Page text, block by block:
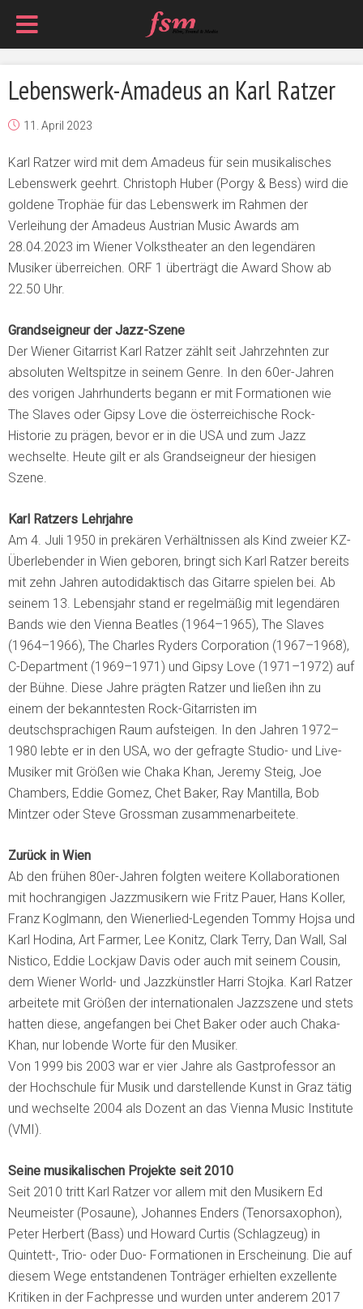
Lebenswerk-Amadeus an Karl Ratzer
11. April 2023
Karl Ratzer wird mit dem Amadeus für sein musikalisches
Lebenswerk geehrt. Christoph Huber (Porgy & Bess) wird die
goldene Trophäe für das Lebenswerk im Rahmen der
Verleihung der Amadeus Austrian Music Awards am
28.04.2023 im Wiener Volkstheater an den legendären
Musiker überreichen. ORF 1 überträgt die Award Show ab
22.50 Uhr.
Grandseigneur der Jazz-Szene
Der Wiener Gitarrist Karl Ratzer zählt seit Jahrzehnten zur
absoluten Weltspitze in seinem Genre. In den 60er-Jahren
des vorigen Jahrhunderts begann er mit Formationen wie
The Slaves oder Gipsy Love die österreichische Rock-
Historie zu prägen, bevor er in die USA und zum Jazz
wechselte. Heute gilt er als Grandseigneur der hiesigen
Szene.
Karl Ratzers Lehrjahre
Am 4. Juli 1950 in prekären Verhältnissen als Kind zweier KZ-
Überlebender in Wien geboren, bringt sich Karl Ratzer bereits
mit zehn Jahren autodidaktisch das Gitarre spielen bei. Ab
seinem 13. Lebensjahr stand er regelmäßig mit legendären
Bands wie den Vienna Beatles (1964–1965), The Slaves
(1964–1966), The Charles Ryders Corporation (1967–1968),
C-Department (1969–1971) und Gipsy Love (1971–1972) auf
der Bühne. Diese Jahre prägten Ratzer und ließen ihn zu
einem der bekanntesten Rock-Gitarristen im
deutschsprachigen Raum aufsteigen. In den Jahren 1972–
1980 lebte er in den USA, wo der gefragte Studio- und Live-
Musiker mit Größen wie Chaka Khan, Jeremy Steig, Joe
Chambers, Eddie Gomez, Chet Baker, Ray Mantilla, Bob
Mintzer oder Steve Grossman zusammenarbeitete.
Zurück in Wien
Ab den frühen 80er-Jahren folgten weitere Kollaborationen
mit hochrangigen Jazzmusikern wie Fritz Pauer, Hans Koller,
Franz Koglmann, den Wienerlied-Legenden Tommy Hojsa und
Karl Hodina, Art Farmer, Lee Konitz, Clark Terry, Dan Wall, Sal
Nistico, Eddie Lockjaw Davis oder auch mit seinem Cousin,
dem Wiener World- und Jazzkünstler Harri Stojka. Karl Ratzer
arbeitete mit Größen der internationalen Jazzszene und stets
hatten diese, angefangen bei Chet Baker oder auch Chaka-
Khan, nur lobende Worte für den Musiker.
Von 1999 bis 2003 war er vier Jahre als Gastprofessor an
der Hochschule für Musik und darstellende Kunst in Graz tätig
und wechselte 2004 als Dozent an das Vienna Music Institute
(VMI).
Seine musikalischen Projekte seit 2010
Seit 2010 tritt Karl Ratzer vor allem mit den Musikern Ed
Neumeister (Posaune), Johannes Enders (Tenorsaxophon),
Peter Herbert (Bass) und Howard Curtis (Schlagzeug) in
Quintett-, Trio- oder Duo- Formationen in Erscheinung. Die auf
diesem Wege entstandenen Tonträger erhielten exzellente
Kritiken in der Fachpresse und wurden unter anderem 2017